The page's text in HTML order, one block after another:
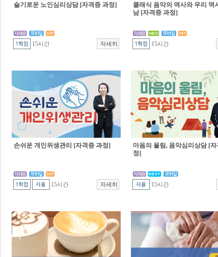
슬기로운 노인심리상담 [자격증 과정]
15시간
클래식 음악의 역사와 우리 역
남 [자격증 과정]
15시간
손쉬운 개인위생관리 [자격증 과정]
15시간
마음의 울림, 음악심리상담 [
정]
15시간